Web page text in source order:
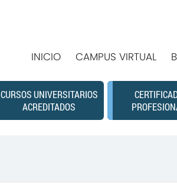
INICIO CAMPUS VIRTUAL
CURSOS UNIVERSITARIOS
ACREDITADOS